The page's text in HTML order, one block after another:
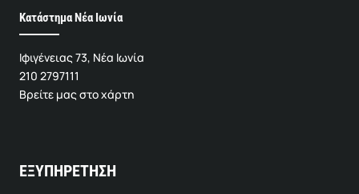
Κατάστημα Νέα Ιωνία
Ιφιγένειας 73, Νέα Ιωνία
210 2797111
Βρείτε μας στο χάρτη
ΕΞΥΠΗΡΕΤΗΣΗ